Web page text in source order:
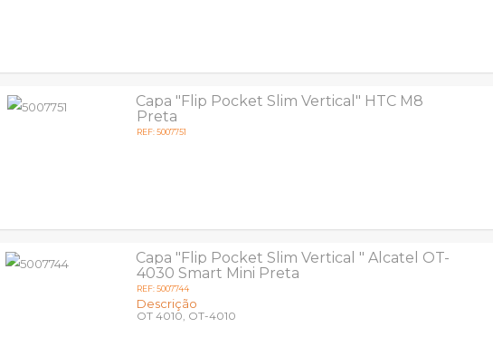
Capa "Flip Pocket Slim Vertical" HTC M8
Preta
REF: 5007751
Capa "Flip Pocket Slim Vertical " Alcatel OT-
4030 Smart Mini Preta
REF: 5007744
Descrição
OT 4010, OT-4010